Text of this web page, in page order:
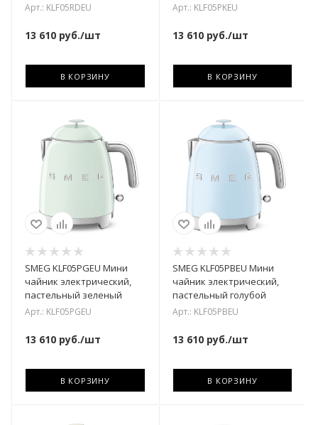
Арт.: KLF05RDEU
13 610 руб./шт
В КОРЗИНУ
Арт.: KLF05PKEU
13 610руб./шт
В КОРЗИНУ
SMEG KLF05PGEU Мини
чайник электрический,
пастельный зеленый
Арт.: KLF05PGEU
13 610 руб./шт
В КОРЗИНУ
SMEG KLF05PBEU Мини
чайник электрический,
пастельный голубой
Арт.: KLF05PBEU
13 610руб./шт
В КОРЗИНУ